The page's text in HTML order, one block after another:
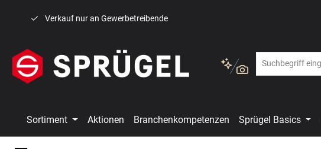
Verkauf nur an Gewerbetreibende
Sortiment Aktionen Branchenkompetenzen Sprügel Basics